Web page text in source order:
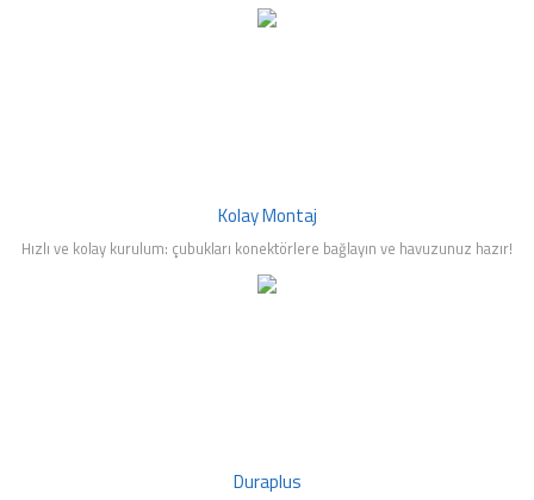
Kolay Montaj
Hızlı ve kolay kurulum: çubukları konektörlere bağlayın ve havuzunuz hazır!
Duraplus